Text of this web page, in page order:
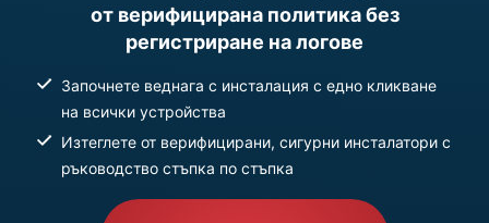
от верифицирана политика без
регистриране на логове
Започнете веднага с инсталация с едно кликване
на всички устройства
Изтеглете от верифицирани, сигурни инсталатори с
ръководство стъпка по стъпка